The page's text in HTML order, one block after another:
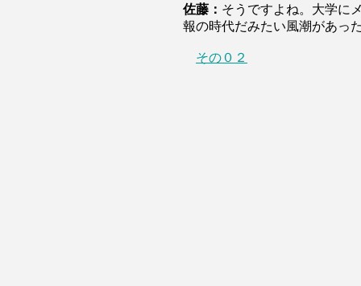
佐藤： そうですよね。大学に
報の時代だみたい風潮があ
その０２